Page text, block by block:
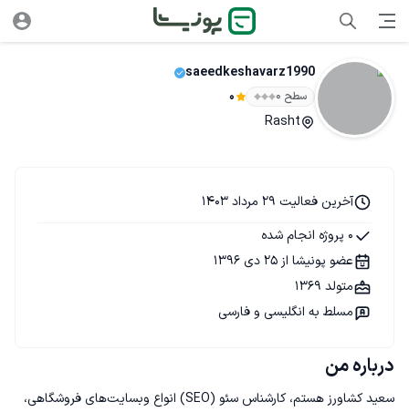
saeedkeshavarz1990
سطح ۰ 0
Rasht
درباره من
سعید کشاورز هستم، کارشناس سئو (SEO) انواع وبسایت‌های فروشگاهی،
آخرین فعالیت 29 مرداد 1403
0 پروژه انجام شده
عضو پونیشا از 25 دی 1396
متولد 1369
مسلط به انگلیسی و فارسی